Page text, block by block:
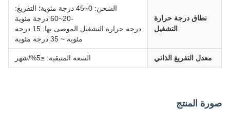
نطاق درجة حرارة
التشغيل
الشحن: 0~45 درجة مئوية؛ التفريغ:
-20~60 درجة مئوية
درجة حرارة التشغيل الموصى بها: 15 درجة
مئوية ~ 35 درجة مئوية
معدل التفريغ الذاتي السعة المتبقية: ≤5%/شهر
صورة المنتج